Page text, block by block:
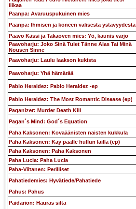
liikaa
Paanpa: Avaruuspukuinen mies
Paanpa: Ihmisen ja koneen välisestä ystävyydestä
Paavo Kässi ja Takaoven mies: Yö, kaunis varjo
Paavoharju: Joko Sinä Tulet Tänne Alas Tai Minä
Nousen Sinne
Paavoharju: Laulu laakson kukista
Paavoharju: Yhä hämärää
Pablo Heraldez: Pablo Heraldez -ep
Pablo Heraldez: The Most Romantic Disease (ep)
Paganizer: Murder Death Kill
Pagan´s Mind: God´s Equation
Paha Kaksonen: Kovaäänisten naisten kukkula
Paha Kaksonen: Käy päälle hullun lailla (ep)
Paha Kaksonen: Paha Kaksonen
Paha Lucia: Paha Lucia
Paha-Viitanen: Perilliset
Pahatiedemies: Hyvätiede/Pahatiede
Pahus: Pahus
Paidarion: Hauras silta